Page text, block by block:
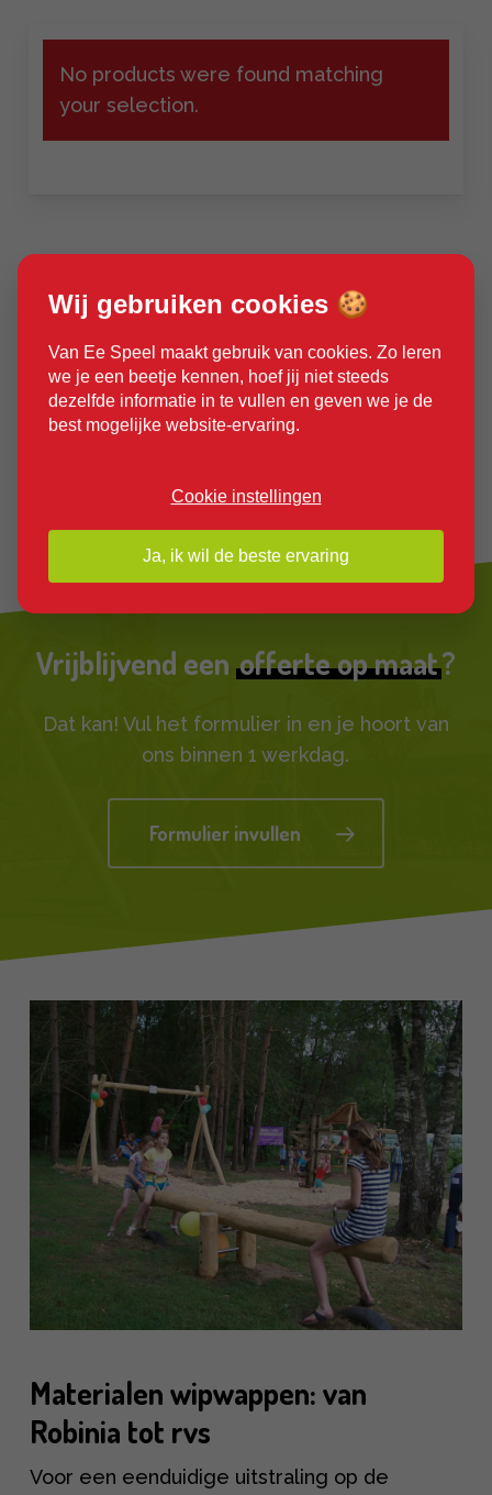
No products were found matching
your selection.
Ruim 30 jaar ervaring
Vrijblijvend een offerte op maat?
Dat kan! Vul het formulier in en je hoort van
ons binnen 1 werkdag.
Formulier invullen
Materialen wipwappen: van
Robinia tot rvs
Voor een eenduidige uitstraling op de
Wij gebruiken cookies 🍪
Van Ee Speel maakt gebruik van cookies. Zo leren
we je een beetje kennen, hoef jij niet steeds
dezelfde informatie in te vullen en geven we je de
best mogelijke website-ervaring.
Cookie instellingen
Ja, ik wil de beste ervaring